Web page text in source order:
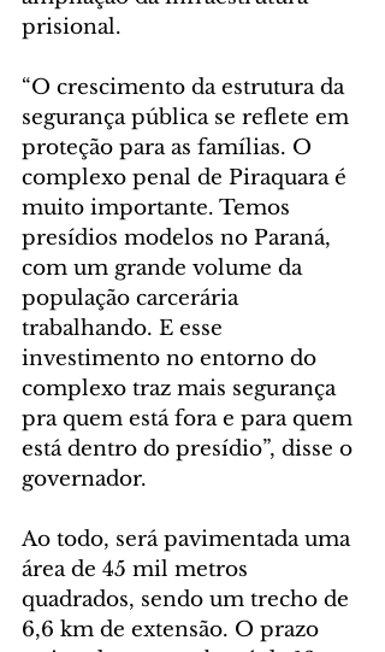
prisional.
“O crescimento da estrutura da
segurança pública se reflete em
proteção para as famílias. O
complexo penal de Piraquara é
muito importante. Temos
presídios modelos no Paraná,
com um grande volume da
população carcerária
trabalhando. E esse
investimento no entorno do
complexo traz mais segurança
pra quem está fora e para quem
está dentro do presídio”, disse o
governador.
Ao todo, será pavimentada uma
área de 45 mil metros
quadrados, sendo um trecho de
6,6 km de extensão. O prazo